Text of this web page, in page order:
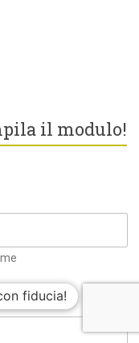
il modulo!
fiducia!